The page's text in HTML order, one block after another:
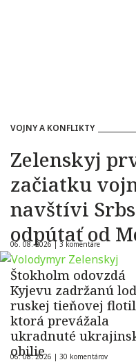
VOJNY A KONFLIKTY
Zelenskyj
začiatku
navštívi
odpútať od
06. 08. 2026 | 3 komentáre
Štokholm odovzdá
Kyjevu zadržanú
ruskej tieňovej
ktorá prevážala
ukradnuté
obilie
06. 08. 2026 | 30 komentárov